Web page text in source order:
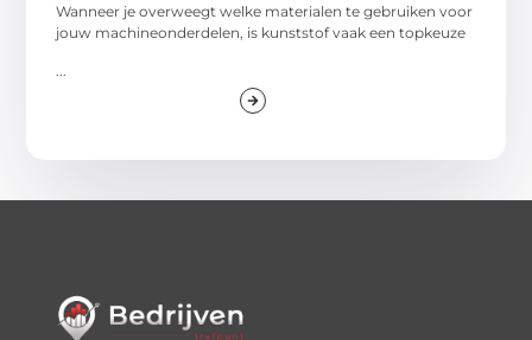
Wanneer je overweegt welke materialen te gebruiken voor
jouw machineonderdelen, is kunststof vaak een topkeuze